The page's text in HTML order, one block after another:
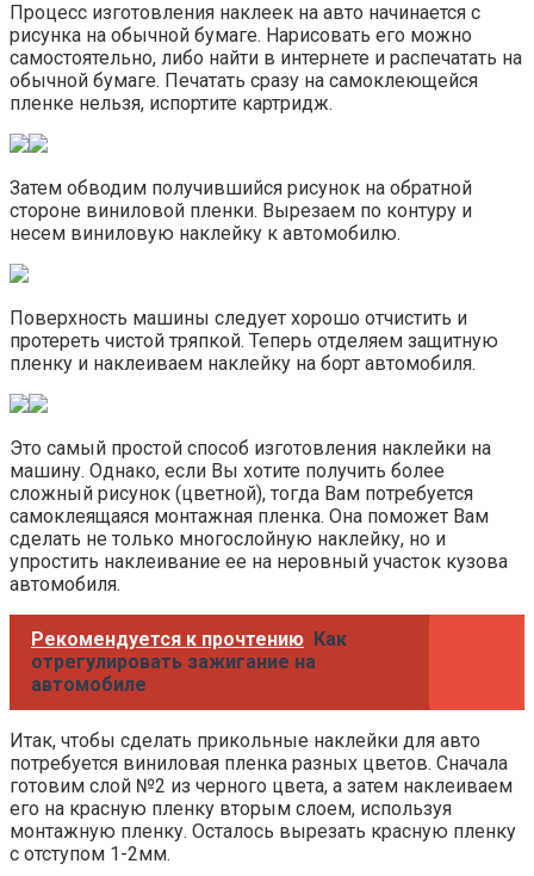
Процесс изготовления наклеек на авто начинается с
рисунка на обычной бумаге. Нарисовать его можно
самостоятельно, либо найти в интернете и распечатать на
обычной бумаге. Печатать сразу на самоклеющейся
пленке нельзя, испортите картридж.
Затем обводим получившийся рисунок на обратной
стороне виниловой пленки. Вырезаем по контуру и
несем виниловую наклейку к автомобилю.
Поверхность машины следует хорошо отчистить и
протереть чистой тряпкой. Теперь отделяем защитную
пленку и наклеиваем наклейку на борт автомобиля.
Это самый простой способ изготовления наклейки на
машину. Однако, если Вы хотите получить более
сложный рисунок (цветной), тогда Вам потребуется
самоклеящаяся монтажная пленка. Она поможет Вам
сделать не только многослойную наклейку, но и
упростить наклеивание ее на неровный участок кузова
автомобиля.
Рекомендуется к прочтению Как
отрегулировать зажигание на
автомобиле
Итак, чтобы сделать прикольные наклейки для авто
потребуется виниловая пленка разных цветов. Сначала
готовим слой №2 из черного цвета, а затем наклеиваем
его на красную пленку вторым слоем, используя
монтажную пленку. Осталось вырезать красную пленку
с отступом 1-2мм.